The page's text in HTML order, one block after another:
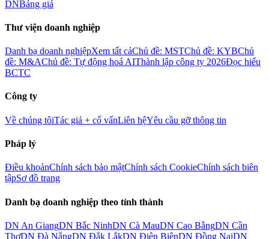
DNBảng giá
Thư viện doanh nghiệp
Danh bạ doanh nghiệpXem tất cảChủ đề: MSTChủ đề: KYBChủ
đề: M&AChủ đề: Tự động hoá AIThành lập công ty 2026Đọc hiểu
BCTC
Công ty
Về chúng tôiTác giả + cố vấnLiên hệYêu cầu gỡ thông tin
Pháp lý
Điều khoảnChính sách bảo mậtChính sách CookieChính sách biên
tậpSơ đồ trang
Danh bạ doanh nghiệp theo tỉnh thành
DN An GiangDN Bắc NinhDN Cà MauDN Cao BằngDN Cần
ThơDN Đà NẵngDN Đắk LắkDN Điện BiênDN Đồng NaiDN